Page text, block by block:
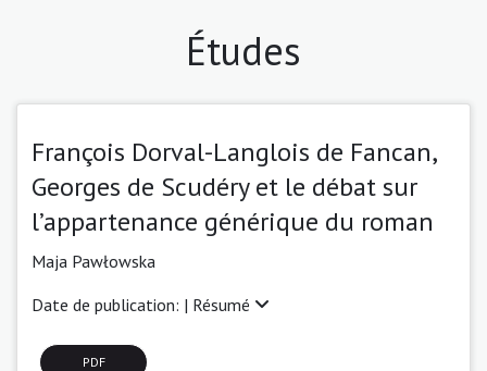
Études
François Dorval-Langlois de Fancan,
Georges de Scudéry et le débat sur
l’appartenance générique du roman
Maja Pawłowska
Date de publication: | Résumé
PDF